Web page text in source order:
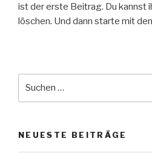
ist der erste Beitrag. Du kannst
löschen. Und dann starte mit
NEUESTE BEITRÄGE